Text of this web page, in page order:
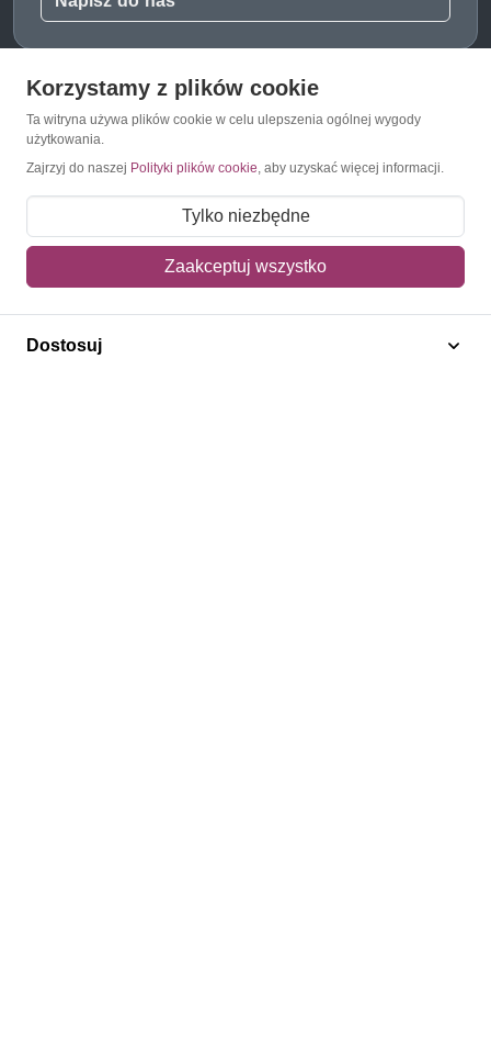
O Znaczkopol.pl
O nas
Regulamin
Polityka prywatności
Korzystamy z plików cookie
Ta witryna używa plików cookie w celu ulepszenia ogólnej wygody
użytkowania.
Zajrzyj do naszej Polityki plików cookie, aby uzyskać więcej informacji.
Tylko niezbędne
Zaakceptuj wszystko
Dostosuj